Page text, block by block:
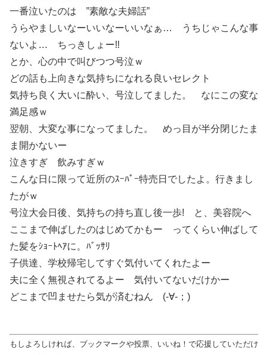
一番泣いたのは ”素敵な夫婦話”
うらやましいなーいいなーいいなぁ… うちじゃこんな事
ないよ… ちっきしょー!!
とか、心の中で叫びつつ号泣ｗ
どの話も上向きな気持ちになれる良いセレクト
気持ち良く大いに酔い、号泣してました。 なにこの変な
満足感ｗ
翌朝、大変な事になってました。 めっ目が半分閉じたま
ま開かないー
泣きすぎ 飲みすぎｗ
こんな日に限って近所のｽｰﾊﾟｰ特売日でしたよ。行きまし
たがｗ
号泣大会日後、気持ちの持ち直し後一歩! と、美容院へ
ここまで伸ばしたのはじめてかもー ってくらい伸ばして
た髪をｼｮｰﾄﾍｱに。ﾊﾞｯｻﾘ
子供達、学校帰宅してすぐ気付いてくれたよー
夫に全く無視されてるよー 気付いてないだけかー
どこまで凹ませたら気が済むねん (-∀-；)
もしよろしければ、ブックマークや投票、いいね！で応援していただけ